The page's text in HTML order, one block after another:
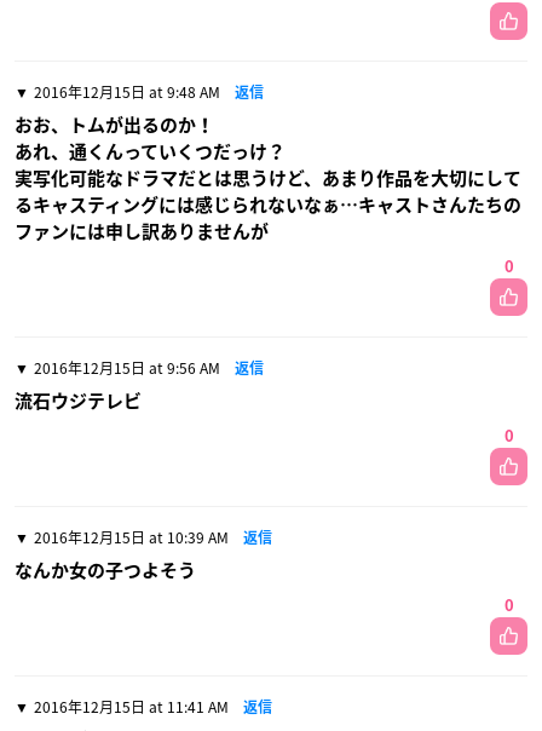
2016年12月15日 at 9:48 AM 返信
おお、トムが出るのか！
あれ、通くんっていくつだっけ？
実写化可能なドラマだとは思うけど、あまり作品を大切にして
るキャスティングには感じられないなぁ…キャストさんたちの
ファンには申し訳ありませんが
0
2016年12月15日 at 9:56 AM 返信
流石ウジテレビ
0
2016年12月15日 at 10:39 AM 返信
なんか女の子つよそう
0
2016年12月15日 at 11:41 AM 返信